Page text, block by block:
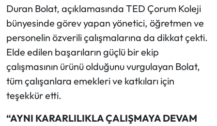
Duran Bolat, açıklamasında TED Çorum Koleji
bünyesinde görev yapan yönetici, öğretmen ve
personelin özverili çalışmalarına da dikkat çekti.
Elde edilen başarıların güçlü bir ekip
çalışmasının ürünü olduğunu vurgulayan Bolat,
tüm çalışanlara emekleri ve katkıları için
teşekkür etti.
“AYNI KARARLILIKLA ÇALIŞMAYA DEVAM
Yaşam
Yayla Haber
Yemek Tarifleri
Yerel Haberler